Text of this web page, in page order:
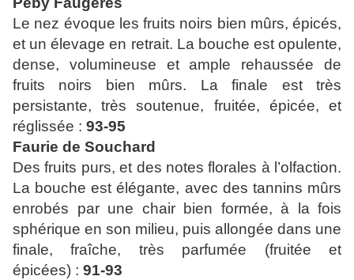
Le nez évoque les fruits noirs bien mûrs, épicés,
et un élevage en retrait. La bouche est opulente,
dense, volumineuse et ample rehaussée de
fruits noirs bien mûrs. La finale est très
persistante, très soutenue, fruitée, épicée, et
réglissée : 93-95
Faurie de Souchard
Des fruits purs, et des notes florales à l’olfaction.
La bouche est élégante, avec des tannins mûrs
enrobés par une chair bien formée, à la fois
sphérique en son milieu, puis allongée dans une
finale, fraîche, très parfumée (fruitée et
épicées) : 91-93